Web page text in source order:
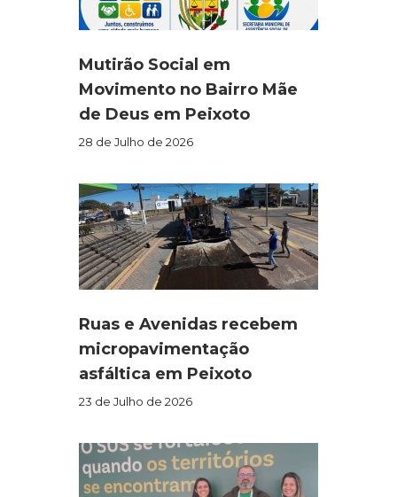
Mutirão Social em
Movimento no Bairro Mãe
de Deus em Peixoto
28 de Julho de 2026
Ruas e Avenidas recebem
micropavimentação
asfáltica em Peixoto
23 de Julho de 2026